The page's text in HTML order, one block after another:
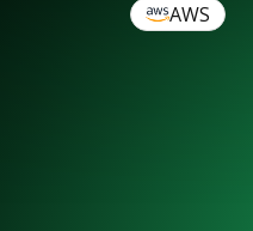
AWS